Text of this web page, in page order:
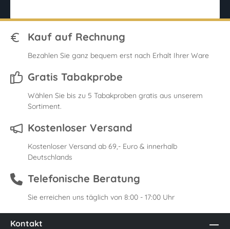
Kauf auf Rechnung
Bezahlen Sie ganz bequem erst nach Erhalt Ihrer Ware
Gratis Tabakprobe
Wählen Sie bis zu 5 Tabakproben gratis aus unserem
Sortiment.
Kostenloser Versand
Kostenloser Versand ab 69,- Euro & innerhalb
Deutschlands
Telefonische Beratung
Sie erreichen uns täglich von 8:00 - 17:00 Uhr
Kontakt